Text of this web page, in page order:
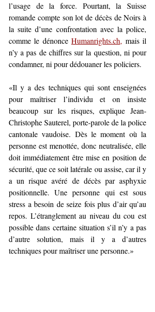
l’usage de la force. Pourtant, la Suisse
romande compte son lot de décès de Noirs à
la suite d’une confrontation avec la police,
comme le dénonce Humanrights.ch, mais il
n’y a pas de chiffres sur la question, ni pour
condamner, ni pour dédouaner les policiers.
«Il y a des techniques qui sont enseignées
pour maîtriser l’individu et on insiste
beaucoup sur les risques, explique Jean-
Christophe Sauterel, porte-parole de la police
cantonale vaudoise. Dès le moment où la
personne est menottée, donc neutralisée, elle
doit immédiatement être mise en position de
sécurité, que ce soit latérale ou assise, car il y
a un risque avéré de décès par asphyxie
positionnelle. Une personne qui est sous
stress a besoin de seize fois plus d’air qu’au
repos. L’étranglement au niveau du cou est
possible dans certaine situation s’il n’y a pas
d’autre solution, mais il y a d’autres
techniques pour maîtriser une personne.»